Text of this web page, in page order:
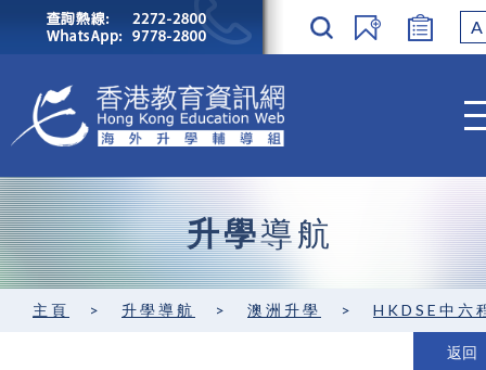
A
升學導航
主頁 > 升學導航 > 澳洲升學 > HKDSE中六程度 / GCE A-
返回